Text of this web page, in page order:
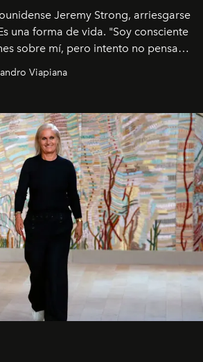
Jeremy Strong, arriesgarse
una forma de vida. "Soy consciente
sobre mí, pero intento no pensar
me perciben. Creo que es una
afirma.
Viapiana